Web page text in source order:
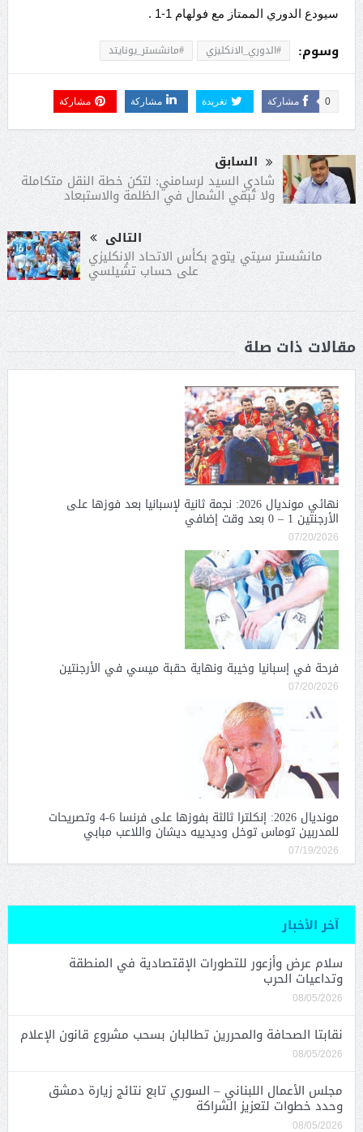
سيودع الدوري الممتاز مع فولهام 1-1 .
وسوم: #الدوري_الانكليزي #مانشستر_يونايتد
مشاركة 0 تغريدة مشاركة مشاركة
السابق
شادي السيد لرسامني: لتكن خطة النقل متكاملة
ولا تُبقي الشمال في الظلمة والاستبعاد
التالى
مانشستر سيتي يتوج بكأس الاتحاد الإنكليزي
على حساب تشيلسي
مقالات ذات صلة
نهائي مونديال 2026: نجمة ثانية لإسبانيا بعد فوزها على
الأرجنتين 1 – 0 بعد وقت إضافي
07/20/2026
فرحة في إسبانيا وخيبة ونهاية حقبة ميسي في الأرجنتين
07/20/2026
مونديال 2026: إنكلترا ثالثة بفوزها على فرنسا 6-4 وتصريحات
للمدربين توماس توخل وديدييه ديشان واللاعب مبابي
07/19/2026
آخر الأخبار
سلام عرض وأزعور للتطورات الإقتصادية في المنطقة
وتداعيات الحرب
08/05/2026
نقابتا الصحافة والمحررين تطالبان بسحب مشروع قانون الإعلام
08/05/2026
مجلس الأعمال اللبناني – السوري تابع نتائج زيارة دمشق
وحدد خطوات لتعزيز الشراكة
08/05/2026